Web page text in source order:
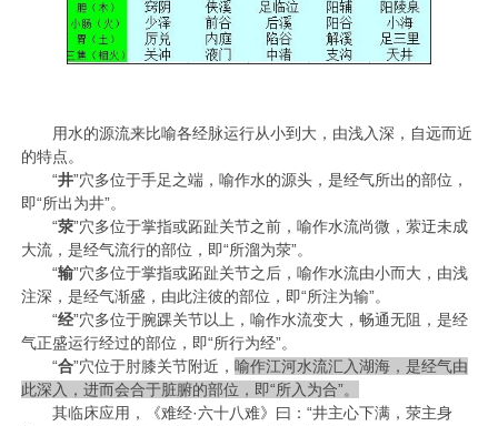
用水的源流来比喻各经脉运行从小到大，由浅入深，自远而近
的特点。
“井”穴多位于手足之端，喻作水的源头，是经气所出的部位，
即“所出为井”。
“荥”穴多位于掌指或跖趾关节之前，喻作水流尚微，萦迂未成
大流，是经气流行的部位，即“所溜为荥”。
“输”穴多位于掌指或跖趾关节之后，喻作水流由小而大，由浅
注深，是经气渐盛，由此注彼的部位，即“所注为输”。
“经”穴多位于腕踝关节以上，喻作水流变大，畅通无阻，是经
气正盛运行经过的部位，即“所行为经”。
“合”穴位于肘膝关节附近，喻作江河水流汇入湖海，是经气由
此深入，进而会合于脏腑的部位，即“所入为合”。
其临床应用，《难经·六十八难》曰：“井主心下满，荥主身